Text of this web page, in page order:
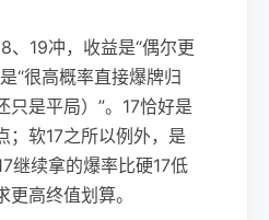
、19冲，收益是“偶尔更
“很高概率直接爆牌归
只是平局）”。17恰好是
；软17之所以例外，是
继续拿的爆率比硬17低
高终值划算。